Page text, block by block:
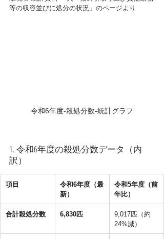
等の収容並びに処分の状況」のページより
令和6年度-殺処分数-統計グラフ
1. 令和6年度の殺処分数データ（内
訳）
項目
令和6年度（最
新）
令和5年度（前
年比）
合計殺処分数 6,830匹
9,017匹（約
24%減）